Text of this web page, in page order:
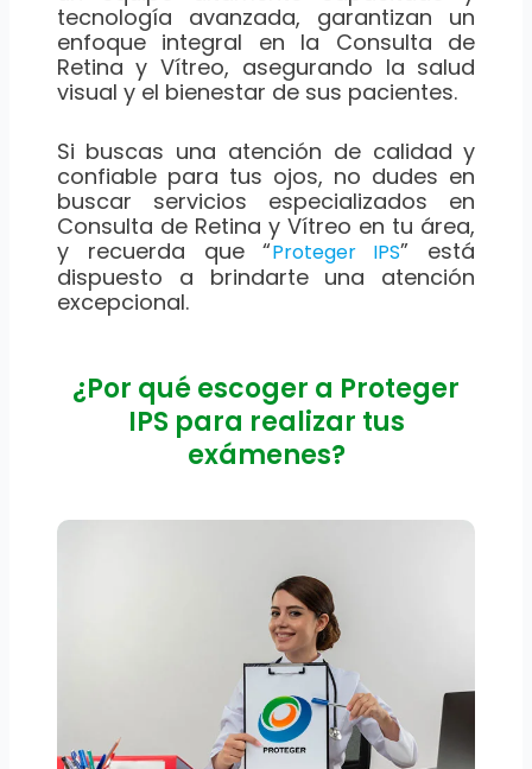
tecnología avanzada, garantizan un
enfoque integral en la Consulta de
Retina y Vítreo, asegurando la salud
visual y el bienestar de sus pacientes.
Si buscas una atención de calidad y
confiable para tus ojos, no dudes en
buscar servicios especializados en
Consulta de Retina y Vítreo en tu área,
y recuerda que “Proteger IPS” está
dispuesto a brindarte una atención
excepcional.
¿Por qué escoger a Proteger
IPS para realizar tus
exámenes?